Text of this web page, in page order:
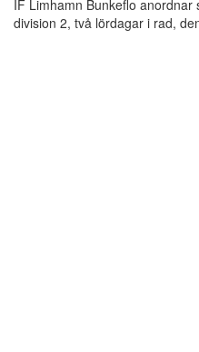
IF Limhamn Bunkeflo
division 2, två lördagar i rad,